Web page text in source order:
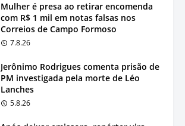
Mulher é presa ao retirar encomenda
com R$ 1 mil em notas falsas nos
Correios de Campo Formoso
7.8.26
Jerônimo Rodrigues comenta prisão de
PM investigada pela morte de Léo
Lanches
5.8.26